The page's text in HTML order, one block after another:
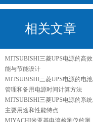
相关文章
MITSUBISHI三菱UPS电源的高效
能与节能设计
MITSUBISHI三菱UPS电源的电池
管理和备用电源时间计算方法
MITSUBISHI三菱UPS电源的系统
主要用途和性能特点
MIYACHI米亚基电流检测仪的测